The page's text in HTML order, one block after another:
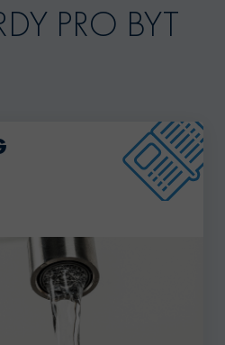
PRO BYT